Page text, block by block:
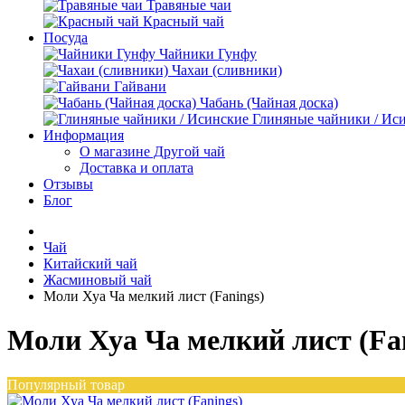
Травяные чаи
Красный чай
Посуда
Чайники Гунфу
Чахаи (сливники)
Гайвани
Чабань (Чайная доска)
Глиняные чайники /
Информация
О магазине Другой чай
Доставка и оплата
Отзывы
Блог
Чай
Китайский чай
Жасминовый чай
Моли Хуа Ча мелкий лист (Fanings)
Моли Хуа Ча мелкий лист
Популярный товар